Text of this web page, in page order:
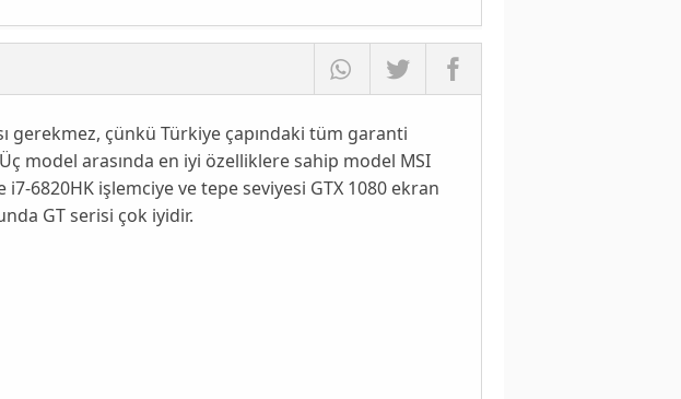
gerekmez, çünkü Türkiye çapındaki tüm garanti
model arasında en iyi özelliklere sahip model MSI
i7-6820HK işlemciye ve tepe seviyesi GTX 1080 ekran
GT serisi çok iyidir.